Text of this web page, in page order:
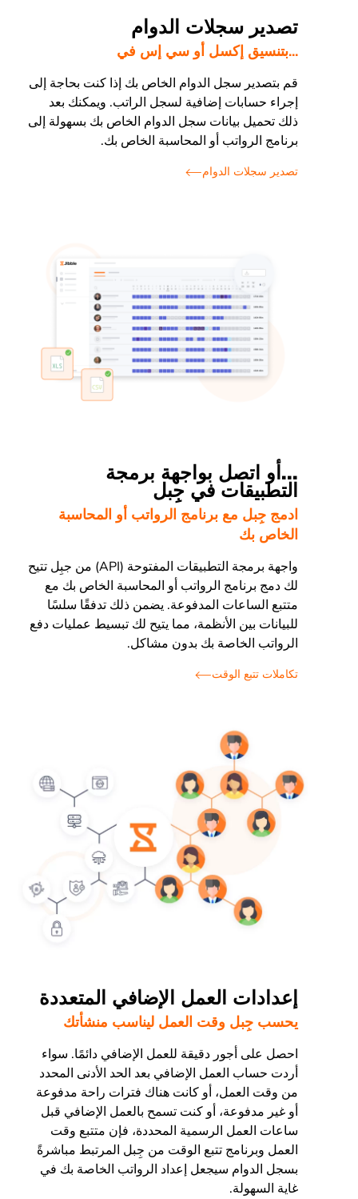
تصدير سجلات الدوام
...بتنسيق إكسل أو سي إس في
قم بتصدير سجل الدوام الخاص بك إذا كنت بحاجة إلى
إجراء حسابات إضافية لسجل الراتب. ويمكنك بعد
ذلك تحميل بيانات سجل الدوام الخاص بك بسهولة إلى
برنامج الرواتب أو المحاسبة الخاص بك.
تصدير سجلات الدوام
...أو اتصل بواجهة برمجة
التطبيقات في جِبل
ادمج جِبل مع برنامج الرواتب أو المحاسبة
الخاص بك
واجهة برمجة التطبيقات المفتوحة (API) من جبِل تتيح
لك دمج برنامج الرواتب أو المحاسبة الخاص بك مع
متتبع الساعات المدفوعة. يضمن ذلك تدفقًا سلسًا
للبيانات بين الأنظمة، مما يتيح لك تبسيط عمليات دفع
الرواتب الخاصة بك بدون مشاكل.
تكاملات تتبع الوقت
إعدادات العمل الإضافي المتعددة
يحسب جِبل وقت العمل ليناسب منشأتك
احصل على أجور دقيقة للعمل الإضافي دائمًا. سواء
أردت حساب العمل الإضافي بعد الحد الأدنى المحدد
من وقت العمل، أو كانت هناك فترات راحة مدفوعة
أو غير مدفوعة، أو كنت تسمح بالعمل الإضافي قبل
ساعات العمل الرسمية المحددة، فإن متتبع وقت
العمل وبرنامج تتبع الوقت من جِبل المرتبط مباشرةً
بسجل الدوام سيجعل إعداد الرواتب الخاصة بك في
غاية السهولة.